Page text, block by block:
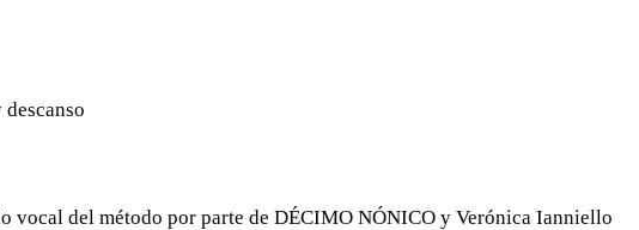
vocal del método por parte de DÉCIMO NÓNICO y Verónica Ianniello